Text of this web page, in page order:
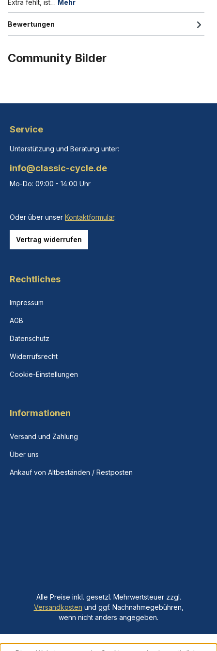
Extra fehlt, ist… Mehr
Bewertungen
Community Bilder
Service
Unterstützung und Beratung unter:
info@classic-cycle.de
Mo-Do: 09:00 - 14:00 Uhr
Oder über unser Kontaktformular.
Vertrag widerrufen
Rechtliches
Impressum
AGB
Datenschutz
Widerrufsrecht
Cookie-Einstellungen
Informationen
Versand und Zahlung
Über uns
Ankauf von Altbeständen / Restposten
Alle Preise inkl. gesetzl. Mehrwertsteuer zzgl.
Versandkosten und ggf. Nachnahmegebühren,
wenn nicht anders angegeben.